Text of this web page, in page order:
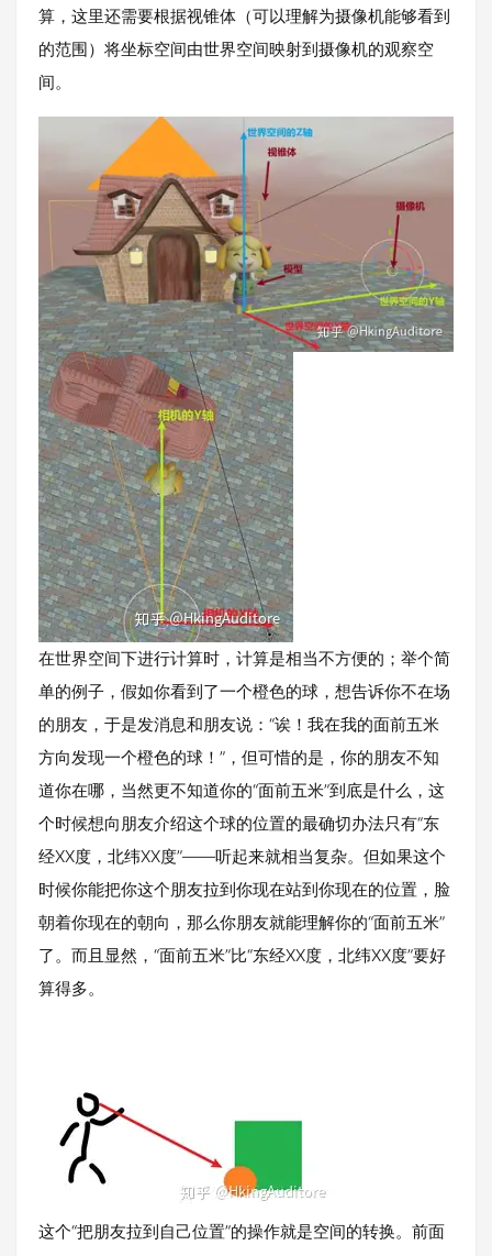
算，这里还需要根据视锥体（可以理解为摄像机能够看到
的范围）将坐标空间由世界空间映射到摄像机的观察空
间。
在世界空间下进行计算时，计算是相当不方便的；举个简
单的例子，假如你看到了一个橙色的球，想告诉你不在场
的朋友，于是发消息和朋友说：“诶！我在我的面前五米
方向发现一个橙色的球！”，但可惜的是，你的朋友不知
道你在哪，当然更不知道你的“面前五米”到底是什么，这
个时候想向朋友介绍这个球的位置的最确切办法只有“东
经XX度，北纬XX度”——听起来就相当复杂。但如果这个
时候你能把你这个朋友拉到你现在站到你现在的位置，脸
朝着你现在的朝向，那么你朋友就能理解你的“面前五米”
了。而且显然，“面前五米”比“东经XX度，北纬XX度”要好
算得多。
这个“把朋友拉到自己位置”的操作就是空间的转换。前面